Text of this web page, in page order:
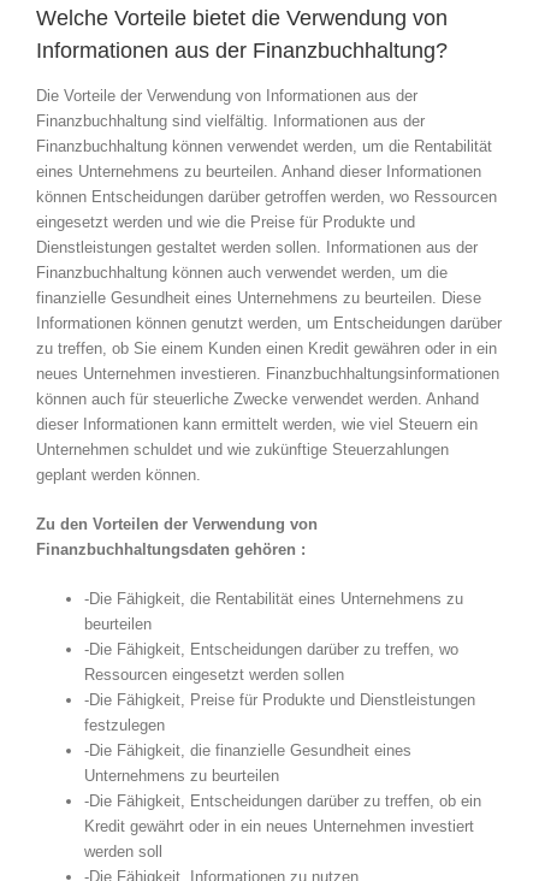
Welche Vorteile bietet die Verwendung von
Informationen aus der Finanzbuchhaltung?
Die Vorteile der Verwendung von Informationen aus der
Finanzbuchhaltung sind vielfältig. Informationen aus der
Finanzbuchhaltung können verwendet werden, um die Rentabilität
eines Unternehmens zu beurteilen. Anhand dieser Informationen
können Entscheidungen darüber getroffen werden, wo Ressourcen
eingesetzt werden und wie die Preise für Produkte und
Dienstleistungen gestaltet werden sollen. Informationen aus der
Finanzbuchhaltung können auch verwendet werden, um die
finanzielle Gesundheit eines Unternehmens zu beurteilen. Diese
Informationen können genutzt werden, um Entscheidungen darüber
zu treffen, ob Sie einem Kunden einen Kredit gewähren oder in ein
neues Unternehmen investieren. Finanzbuchhaltungsinformationen
können auch für steuerliche Zwecke verwendet werden. Anhand
dieser Informationen kann ermittelt werden, wie viel Steuern ein
Unternehmen schuldet und wie zukünftige Steuerzahlungen
geplant werden können.
Zu den Vorteilen der Verwendung von
Finanzbuchhaltungsdaten gehören :
-Die Fähigkeit, die Rentabilität eines Unternehmens zu
beurteilen
-Die Fähigkeit, Entscheidungen darüber zu treffen, wo
Ressourcen eingesetzt werden sollen
-Die Fähigkeit, Preise für Produkte und Dienstleistungen
festzulegen
-Die Fähigkeit, die finanzielle Gesundheit eines
Unternehmens zu beurteilen
-Die Fähigkeit, Entscheidungen darüber zu treffen, ob ein
Kredit gewährt oder in ein neues Unternehmen investiert
werden soll
-Die Fähigkeit, Informationen zu nutzen